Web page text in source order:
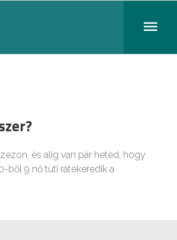
és alig van pár heted, hogy
ből 9 nő tuti rátekeredik a